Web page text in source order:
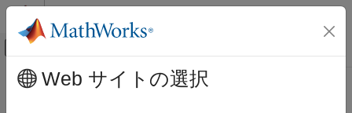
コンテンツへスキップ
オフキャンバス ナビゲーション メ
ドキュメンテーションのホーム
メインコンテンツ
mclGetLogFileName
Web サイトの選択